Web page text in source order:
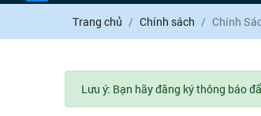
Trang chủ Chính sách Chính
Lưu ý: Bạn hãy đăng ký thông báo